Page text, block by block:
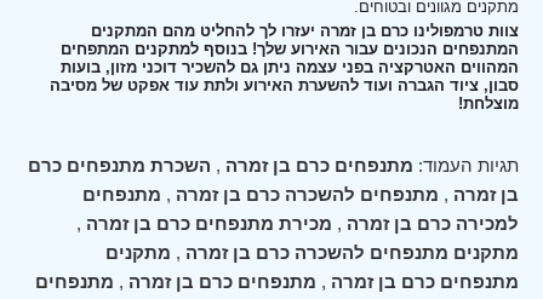
מתקנים מגוונים ובטוחים.
צוות טרמפולינו כרם בן זמרה יעזרו לך להחליט מהם המתקנים
המתנפחים הנכונים עבור האירוע שלך! בנוסף למתקנים המתפחים
המהווים האטרקציה בפני עצמה ניתן גם להשכיר דוכני מזון, בועות
סבון, ציוד הגברה ועוד להשערת האירוע ולתת עוד אפקט של מסיבה
מוצלחת!
תגיות העמוד: מתנפחים כרם בן זמרה , השכרת מתנפחים כרם
בן זמרה , מתנפחים להשכרה כרם בן זמרה , מתנפחים
למכירה כרם בן זמרה , מכירת מתנפחים כרם בן זמרה ,
מתקנים מתנפחים להשכרה כרם בן זמרה , מתקנים
מתנפחים כרם בן זמרה , מתנפחים כרם בן זמרה , מתנפחים